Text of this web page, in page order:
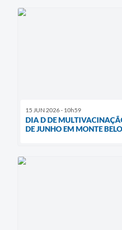
15 JUN 2026 - 10h59
DIA D DE
DE JUNHO EM MONTE BELO